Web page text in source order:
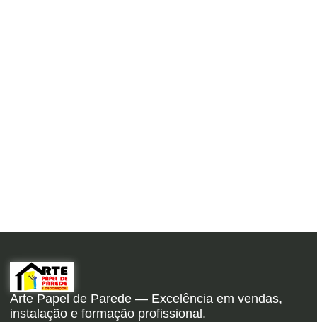
Arte Papel de Parede — Excelência em vendas,
instalação e formação profissional.